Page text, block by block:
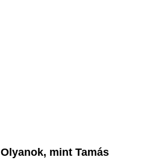
Olyanok, mint Tamás